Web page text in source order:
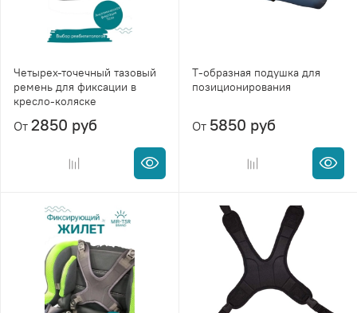
Четырех-точечный тазовый
ремень для фиксации в
кресло-коляске
От 2850 руб
Т-образная подушка для
позиционирования
От 5850 руб